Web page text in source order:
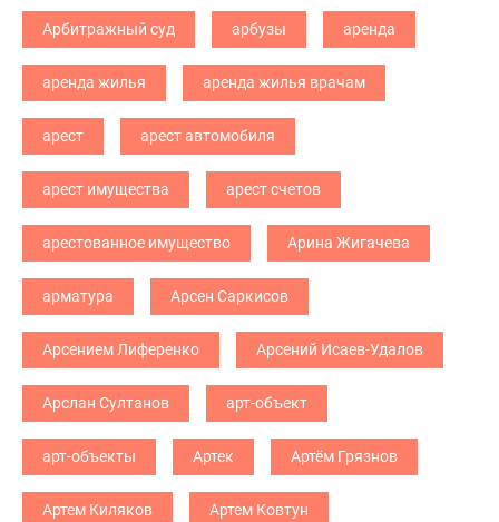
Арбитражный суд арбузы аренда
аренда жилья аренда жилья врачам
арест арест автомобиля
арест имущества арест счетов
арестованное имущество Арина Жигачева
арматура Арсен Саркисов
Арсением Лиференко Арсений Исаев-Удалов
Арслан Султанов арт-объект
арт-объекты Артек Артём Грязнов
Артем Киляков Артем Ковтун